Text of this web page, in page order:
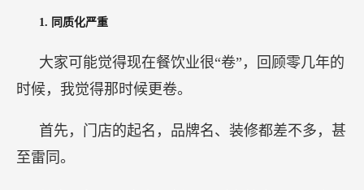
1. 同质化严重
大家可能觉得现在餐饮业很“卷”，回顾零几年的
时候，我觉得那时候更卷。
首先，门店的起名，品牌名、装修都差不多，甚
至雷同。